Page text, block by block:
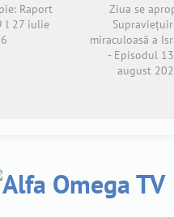
Raport
l 27 iulie
Ziua se
miraculoasă a
- Episodul
august